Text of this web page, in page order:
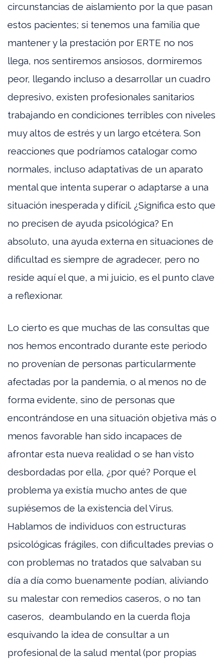
circunstancias de aislamiento por la que pasan
estos pacientes; si tenemos una familia que
mantener y la prestación por ERTE no nos
llega, nos sentiremos ansiosos, dormiremos
peor, llegando incluso a desarrollar un cuadro
depresivo, existen profesionales sanitarios
trabajando en condiciones terribles con niveles
muy altos de estrés y un largo etcétera. Son
reacciones que podríamos catalogar como
normales, incluso adaptativas de un aparato
mental que intenta superar o adaptarse a una
situación inesperada y difícil. ¿Significa esto que
no precisen de ayuda psicológica? En
absoluto, una ayuda externa en situaciones de
dificultad es siempre de agradecer, pero no
reside aquí el que, a mi juicio, es el punto clave
a reflexionar.
Lo cierto es que muchas de las consultas que
nos hemos encontrado durante este periodo
no provenían de personas particularmente
afectadas por la pandemia, o al menos no de
forma evidente, sino de personas que
encontrándose en una situación objetiva más o
menos favorable han sido incapaces de
afrontar esta nueva realidad o se han visto
desbordadas por ella, ¿por qué? Porque el
problema ya existía mucho antes de que
supiésemos de la existencia del Virus.
Hablamos de individuos con estructuras
psicológicas frágiles, con dificultades previas o
con problemas no tratados que salvaban su
día a día como buenamente podían, aliviando
su malestar con remedios caseros, o no tan
caseros, deambulando en la cuerda floja
esquivando la idea de consultar a un
profesional de la salud mental (por propias